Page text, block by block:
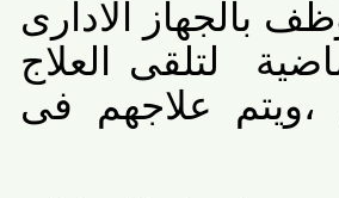
الادارى
لتلقى العلاج
علاجهم فى